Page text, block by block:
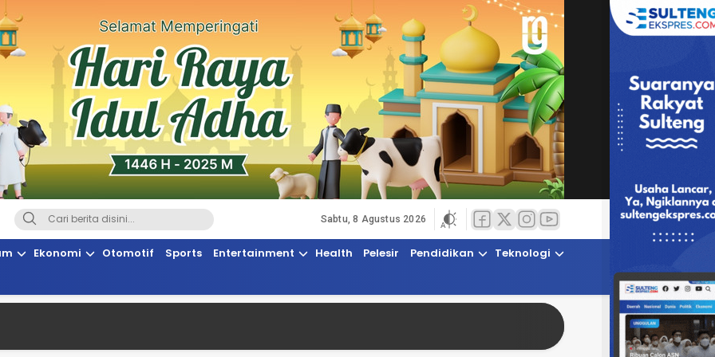
Suaranya Rakyat Sulteng
Sabtu, 8 Agustus 2026
Ekonomi Otomotif Sports Entertainment Health Pelesir Pendidikan
Teknologi